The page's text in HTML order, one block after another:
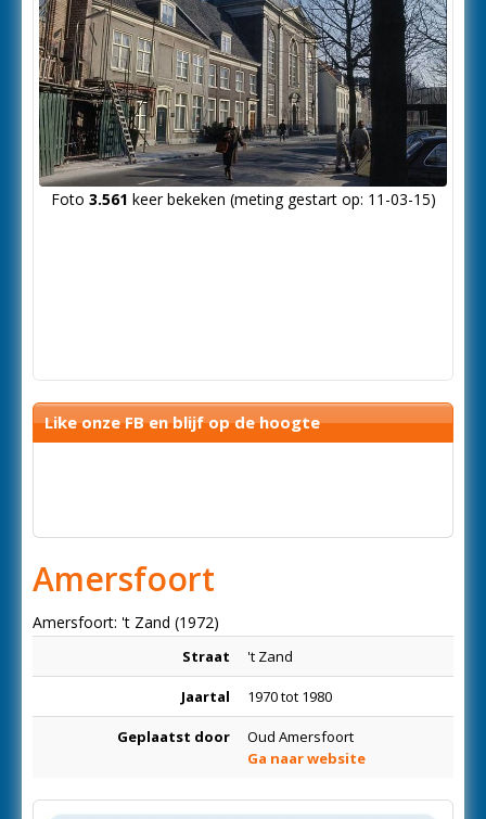
Foto 3.561 keer bekeken (meting gestart op: 11-03-15)
Like onze FB en blijf op de hoogte
Amersfoort
Amersfoort: 't Zand (1972)
Straat 't Zand
Jaartal 1970 tot 1980
Geplaatst door
Oud Amersfoort
Ga naar website